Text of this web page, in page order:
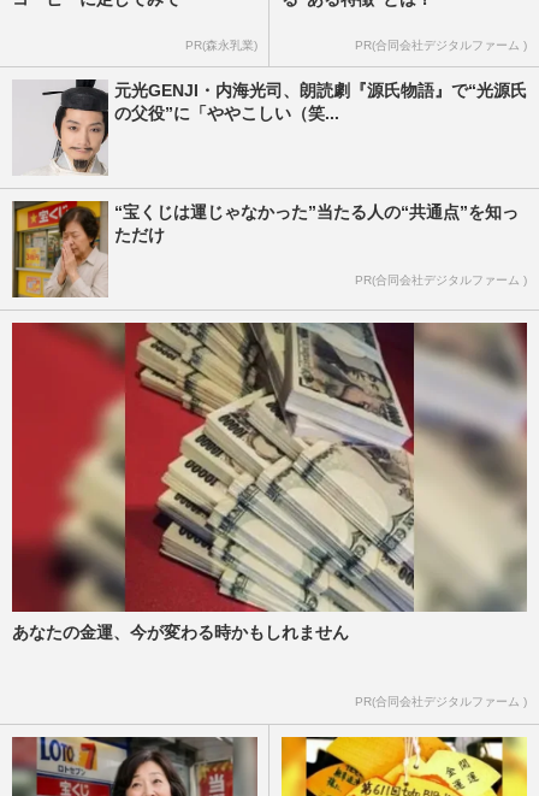
PR(森永乳業) PR(合同会社デジタルファーム )
元光GENJI・内海光司、朗読劇『源氏物語』で“光源氏
の父役”に「ややこしい（笑...
“宝くじは運じゃなかった”当たる人の“共通点”を知っ
ただけ
PR(合同会社デジタルファーム )
あなたの金運、今が変わる時かもしれません
PR(合同会社デジタルファーム )